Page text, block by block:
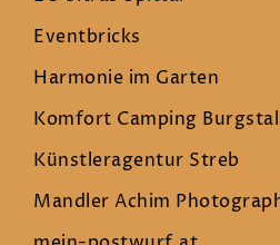
Eventbricks
Harmonie im Garten
Komfort Camping
Künstleragentur Streb
Mandler Achim